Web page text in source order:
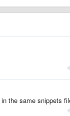
the same snippets